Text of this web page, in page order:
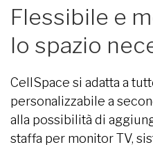
Flessibile e
lo spazio
CellSpace si adatta a
personalizzabile a
alla possibilità di
staffa per monitor TV,